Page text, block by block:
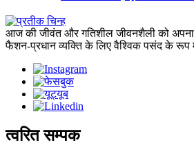
आज की जीवंत और गतिशील जीवनशैली को अपनाने
फैशन-प्रधान व्यक्ति के लिए वैश्विक पसंद के रूप
त्वरित सम्पक